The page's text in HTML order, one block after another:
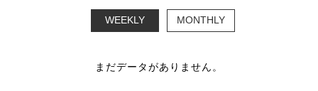
WEEKLY MONTHLY
まだデータがありません。